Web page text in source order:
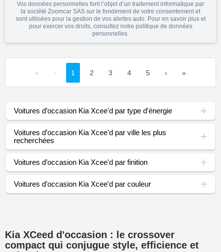
Vos données personnelles font l’objet d’un traitement informatique par
la société Zoomcar SAS sur le fondement de votre consentement et
sont utilisées pour la gestion de vos alertes auto. Pour en savoir plus et
pour exercer vos droits, consultez notre politique de données
personnelles.
« ‹ 1 2 3 4 5 › »
Voitures d’occasion Kia Xcee'd par type d'énergie
Voitures d’occasion Kia Xcee'd par ville les plus
recherchées
Voitures d’occasion Kia Xcee'd par finition
Voitures d’occasion Kia Xcee'd par couleur
Kia XCeed d'occasion : le crossover
compact qui conjugue style, efficience et